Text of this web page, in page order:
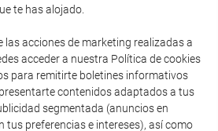
te has alojado.
las acciones de marketing realizadas a
acceder a nuestra Política de cookies
para remitirte boletines informativos
contenidos adaptados a tus
segmentada (anuncios en
tus preferencias e intereses), así como